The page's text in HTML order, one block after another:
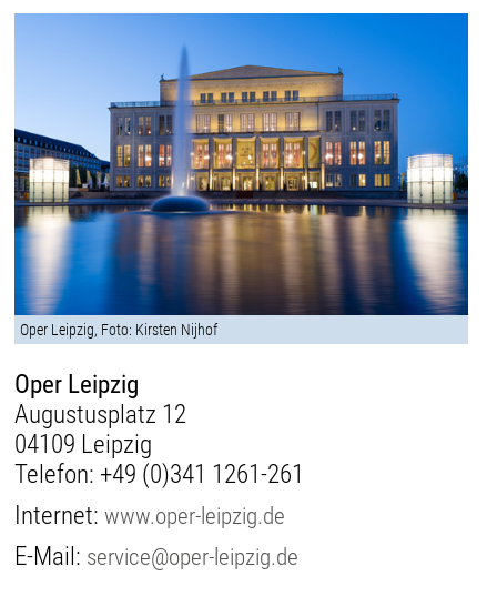
Oper Leipzig, Foto: Kirsten Nijhof
Oper Leipzig
Augustusplatz 12
04109 Leipzig
Telefon: +49 (0)341 1261-261
Internet:www.oper-leipzig.de
E-Mail: service@oper-leipzig.de